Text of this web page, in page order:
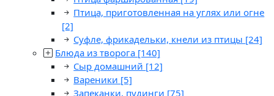
Птица, приготовленная на углях или огне
[2]
Суфле, фрикадельки, кнели из птицы [24]
Блюда из творога [140]
Сыр домашний [12]
Вареники [5]
Запеканки, пудинги [75]